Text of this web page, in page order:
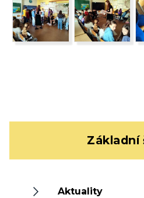
Základní
Aktuality